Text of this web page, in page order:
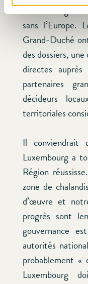
Luxembourg
sans l’Europe.
Grand-Duché
des dossiers,
directes
partenaires
décideurs
territoriales
Il conviendrait
Luxembourg a
Région
zone de
d’œuvre et
progrès sont
gouvernance
autorités
probablement «
Luxembourg